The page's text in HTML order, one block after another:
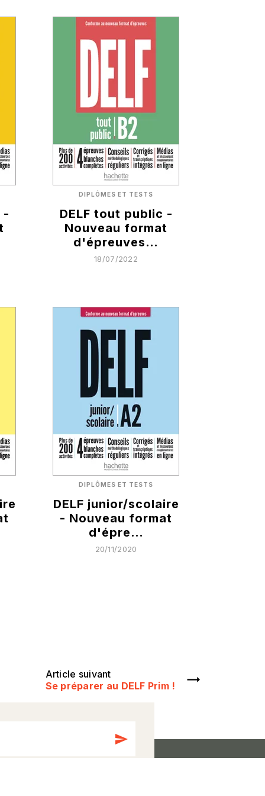
-
DIPLÔMES ET TESTS
DELF tout public -
Nouveau format
d'épreuves…
18/07/2022
DIPLÔMES ET TESTS
DELF junior/scolaire
- Nouveau format
d'épre…
20/11/2020
Article suivant
Se préparer au DELF Prim !
send